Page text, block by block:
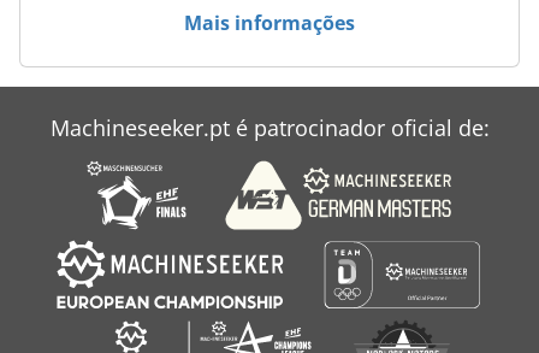
Jcb 926
Jcb 926 B
Mais informações
Machineseeker.pt é patrocinador oficial de: